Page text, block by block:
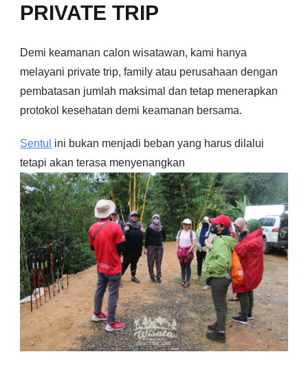
PRIVATE TRIP
Demi keamanan calon wisatawan, kami hanya
melayani private trip, family atau perusahaan dengan
pembatasan jumlah maksimal dan tetap menerapkan
protokol kesehatan demi keamanan bersama.
Sentul ini bukan menjadi beban yang harus dilalui
tetapi akan terasa menyenangkan